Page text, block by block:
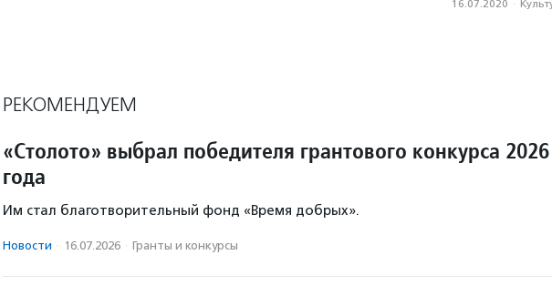
16.07.2020 ·
РЕКОМЕНДУЕМ
«Столото» выбрал победителя грантового конкурса 2026
года
Им стал благотворительный фонд «Время добрых».
Новости · 16.07.2026 · Гранты и конкурсы